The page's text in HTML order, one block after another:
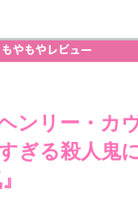
ンリー・カ
ぎる殺人鬼